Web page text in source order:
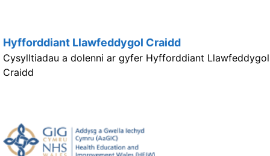
Hyfforddiant Llawfeddygol Craidd
Cysylltiadau a dolenni ar gyfer Hyfforddiant Llawfeddygol
Craidd